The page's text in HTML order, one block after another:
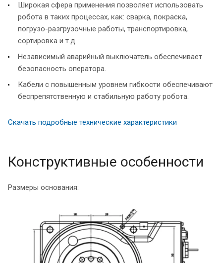
Широкая сфера применения позволяет использовать
робота в таких процессах, как: сварка, покраска,
погрузо-разгрузочные работы, транспортировка,
сортировка и т.д.
Независимый аварийный выключатель обеспечивает
безопасность оператора.
Кабели с повышенным уровнем гибкости обеспечивают
беспрепятственную и стабильную работу робота.
Скачать подробные технические характеристики
Конструктивные особенности
Размеры основания: